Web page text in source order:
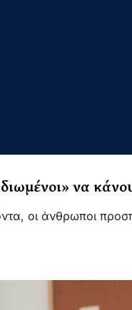
να
οι άνθρωποι